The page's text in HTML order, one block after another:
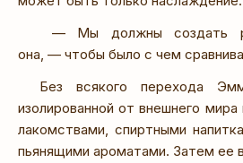
— Мы должны создать
она, — чтобы было с чем
Без всякого перехода
изолированной от внешнего
лакомствами, спиртными
пьянящими ароматами. Затем ее